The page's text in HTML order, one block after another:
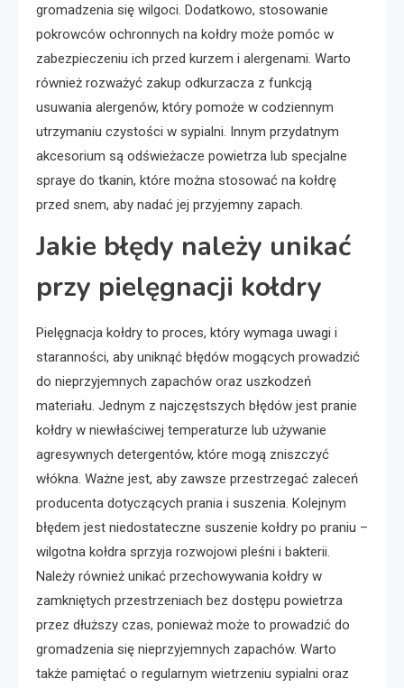
gromadzenia się wilgoci. Dodatkowo, stosowanie
pokrowców ochronnych na kołdry może pomóc w
zabezpieczeniu ich przed kurzem i alergenami. Warto
również rozważyć zakup odkurzacza z funkcją
usuwania alergenów, który pomoże w codziennym
utrzymaniu czystości w sypialni. Innym przydatnym
akcesorium są odświeżacze powietrza lub specjalne
spraye do tkanin, które można stosować na kołdrę
przed snem, aby nadać jej przyjemny zapach.
Jakie błędy należy unikać
przy pielęgnacji kołdry
Pielęgnacja kołdry to proces, który wymaga uwagi i
staranności, aby uniknąć błędów mogących prowadzić
do nieprzyjemnych zapachów oraz uszkodzeń
materiału. Jednym z najczęstszych błędów jest pranie
kołdry w niewłaściwej temperaturze lub używanie
agresywnych detergentów, które mogą zniszczyć
włókna. Ważne jest, aby zawsze przestrzegać zaleceń
producenta dotyczących prania i suszenia. Kolejnym
błędem jest niedostateczne suszenie kołdry po praniu –
wilgotna kołdra sprzyja rozwojowi pleśni i bakterii.
Należy również unikać przechowywania kołdry w
zamkniętych przestrzeniach bez dostępu powietrza
przez dłuższy czas, ponieważ może to prowadzić do
gromadzenia się nieprzyjemnych zapachów. Warto
także pamiętać o regularnym wietrzeniu sypialni oraz